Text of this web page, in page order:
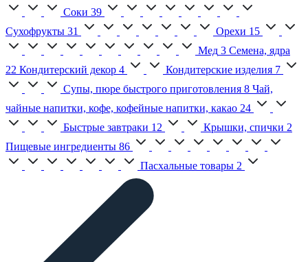
Соки 39
Сухофрукты 31 Орехи 15
Мед 3 Семена, ядра
22 Кондитерский декор 4 Кондитерские изделия 7
Супы, пюре быстрого приготовления 8 Чай,
чайные напитки, кофе, кофейные напитки, какао 24
Быстрые завтраки 12 Крышки, спички 2
Пищевые ингредиенты 86
Пасхальные товары 2